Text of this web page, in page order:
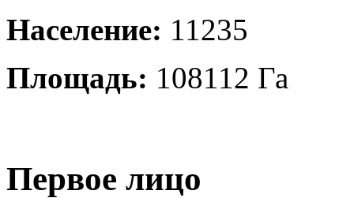
Население: 11235
Площадь: 108112 Га
Первое лицо